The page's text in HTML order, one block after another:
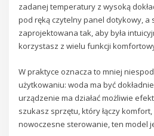
zadanej temperatury z wysoką
pod ręką czytelny panel dotykowy, a
zaprojektowana tak, aby była
korzystasz z wielu funkcji
W praktyce oznacza to mniej
użytkowaniu: woda ma być
urządzenie ma działać możliwie
szukasz sprzętu, który łączy
nowoczesne sterowanie, ten model